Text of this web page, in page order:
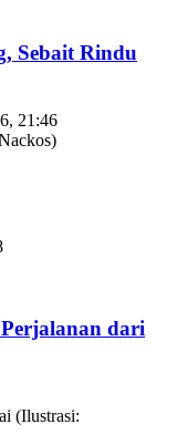
Sebait Rindu
21:46
dari